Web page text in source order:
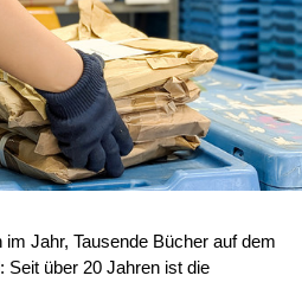
Jahr, Tausende Bücher auf dem
Seit über 20 Jahren ist die